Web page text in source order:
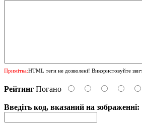
Примітка:HTML теги не дозволені! Використовуйте
Рейтинг Погано
Введіть код, вказаний на зображенні: